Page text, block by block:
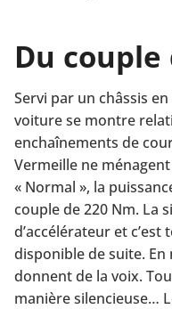
Du
Servi par un châssis
voiture se montre
enchaînements de
Vermeille ne
« Normal », la
couple de 220 Nm. La
d’accélérateur et
disponible de suite. En
donnent de la voix.
manière silencieuse…